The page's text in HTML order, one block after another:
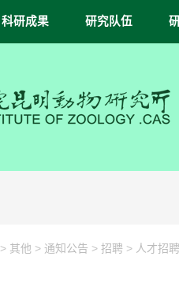
科研成果 研究队伍
> 其他 > 通知公告 > 招聘 > 人才招聘